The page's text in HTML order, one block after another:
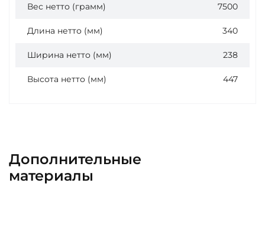
Вес нетто (грамм) 7500
Длина нетто (мм) 340
Ширина нетто (мм) 238
Высота нетто (мм) 447
Дополнительные
материалы